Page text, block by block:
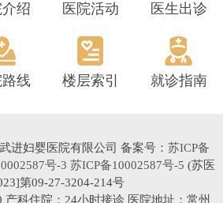
介绍 医院活动 医生出诊
线 楼层索引 就诊指南
进妇婴医院有限公司 备案号：苏ICP备
号-3 苏ICP备10002587号-5 (苏医
第09-27-3204-214号
产科住院：24小时接诊 医院地址：常州